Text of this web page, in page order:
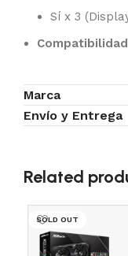
Sí x 3
Compatibilidad
Marca
Envío y Entrega
Related
SOLD OUT